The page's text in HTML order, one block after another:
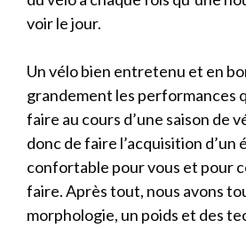
voir le jour.
Un vélo bien entretenu et en
grandement les performances
faire au cours d’une saison de
donc de faire l’acquisition d’un
confortable pour vous et pour
faire. Après tout, nous avons
morphologie, un poids et des